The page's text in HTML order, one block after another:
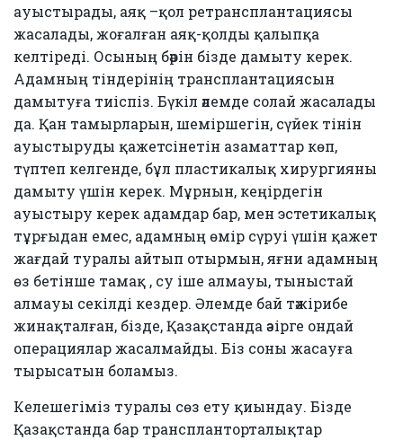
ауыстырады, аяқ –қол ретрансплантациясы
жасалады, жоғалған аяқ-қолды қалыпқа
келтіреді. Осының бәрін бізде дамыту керек.
Адамның тіндерінің трансплантациясын
дамытуға тиіспіз. Бүкіл әлемде солай жасалады
да. Қан тамырларын, шеміршегін, сүйек тінін
ауыстыруды қажетсінетін азаматтар көп,
түптеп келгенде, бұл пластикалық хирургияны
дамыту үшін керек. Мұрнын, кеңірдегін
ауыстыру керек адамдар бар, мен эстетикалық
тұрғыдан емес, адамның өмір сүруі үшін қажет
жағдай туралы айтып отырмын, яғни адамның
өз бетінше тамақ , су іше алмауы, тыныстай
алмауы секілді кездер. Әлемде бай тәжірибе
жинақталған, бізде, Қазақстанда әзірге ондай
операциялар жасалмайды. Біз соны жасауға
тырысатын боламыз.
Келешегіміз туралы сөз ету қиындау. Бізде
Қазақстанда бар транспланторталықтар